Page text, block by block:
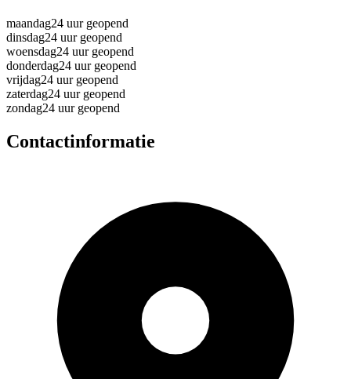
maandag24 uur geopend
dinsdag24 uur geopend
woensdag24 uur geopend
donderdag24 uur geopend
vrijdag24 uur geopend
zaterdag24 uur geopend
zondag24 uur geopend
Contactinformatie